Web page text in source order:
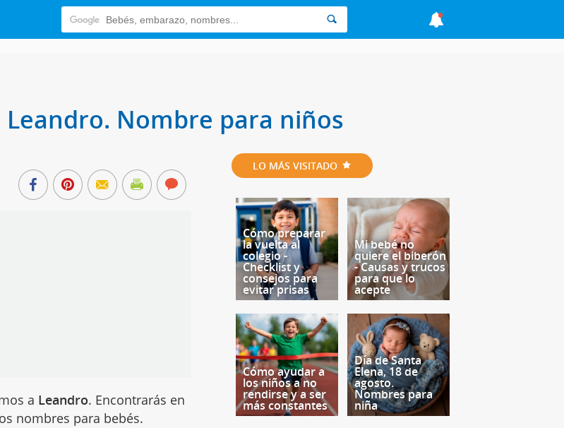
Nombre para niños
a Leandro. Encontrarás en
nombres para bebés.
LO MÁS VISITADO
Cómo preparar
la vuelta al
colegio -
Checklist y
consejos para
evitar prisas
Mi bebé no
quiere el biberón
- Causas y trucos
para que lo
acepte
Cómo ayudar a
los niños a no
rendirse y a ser
más constantes
Día de Santa
Elena, 18 de
agosto.
Nombres para
niña